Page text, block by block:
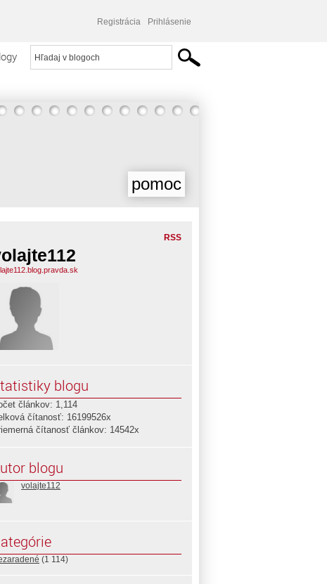
Registrácia Prihlásenie
pomoc
rez/registre/pages/deta…
RSS
blogu
článkov: 1,114
čítanosť: 16199526x
čítanosť článkov: 14542x
blogu
volajte112
(1 114)